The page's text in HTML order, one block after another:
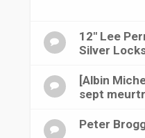
12" Lee
Silver
[Albin
sept
Peter